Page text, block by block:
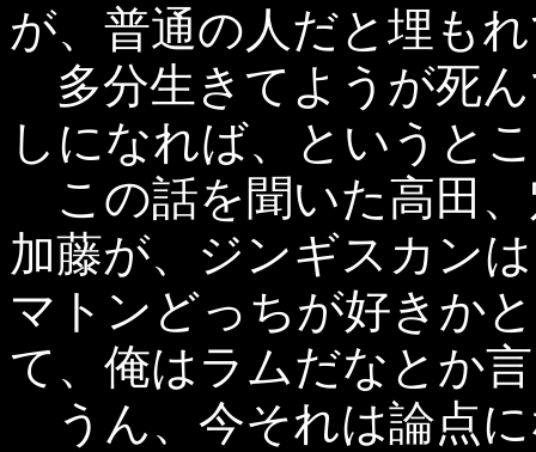
が、普通の人だと埋も
多分生きてようが死
しになれば、というと
この話を聞いた高田
加藤が、ジンギスカン
マトンどっちが好きか
て、俺はラムだなとか
うん、今それは論点